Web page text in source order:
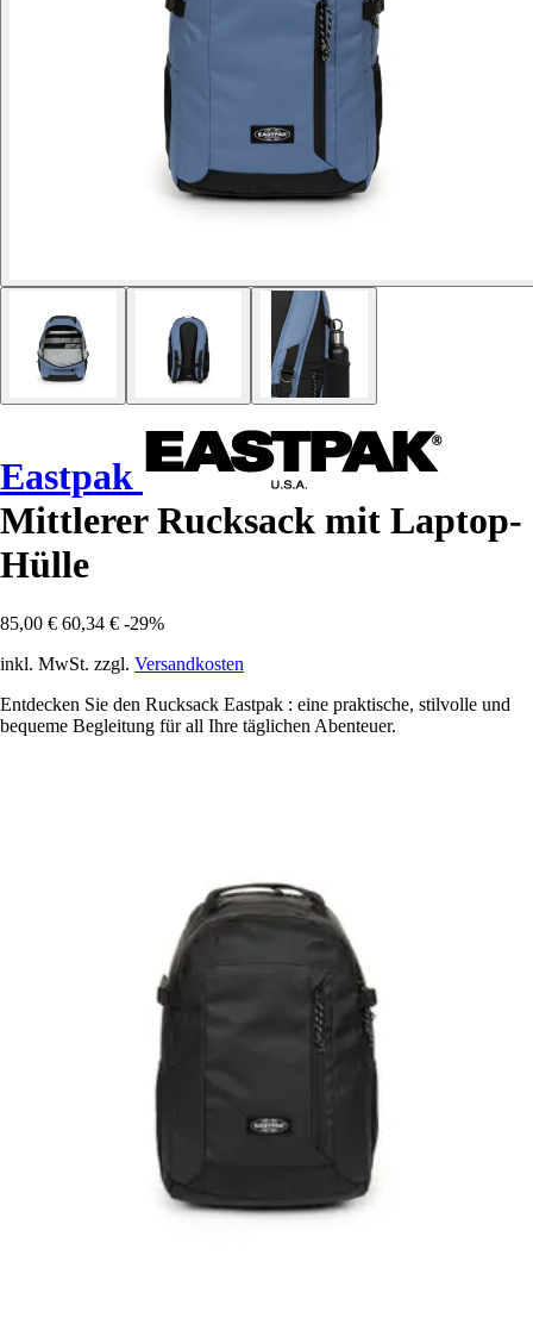
Eastpak
Mittlerer Rucksack mit Laptop-
Hülle
85,00 € 60,34 € -29%
inkl. MwSt. zzgl. Versandkosten
Entdecken Sie den Rucksack Eastpak : eine praktische, stilvolle und
bequeme Begleitung für all Ihre täglichen Abenteuer.